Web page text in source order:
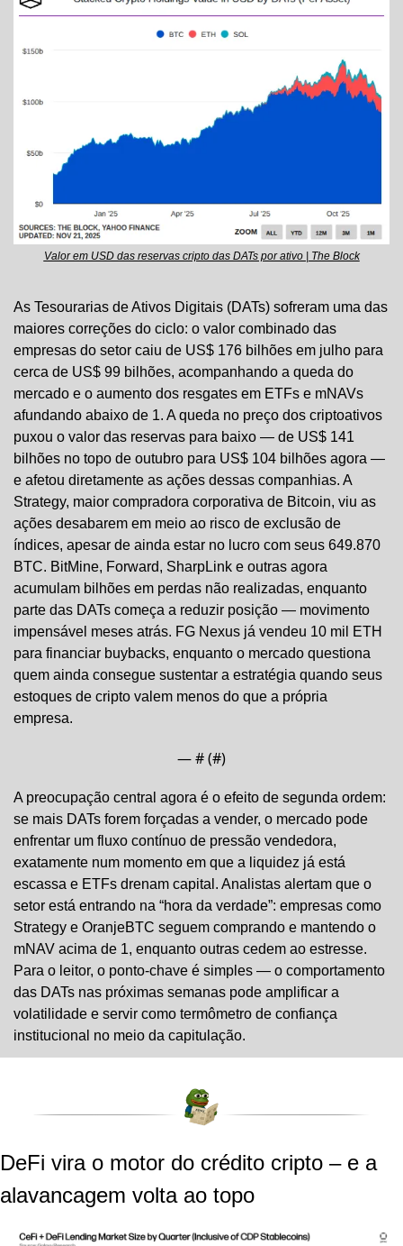
Valor em USD das reservas cripto das DATs por ativo | The Block
As Tesourarias de Ativos Digitais (DATs) sofreram uma das
maiores correções do ciclo: o valor combinado das
empresas do setor caiu de US$ 176 bilhões em julho para
cerca de US$ 99 bilhões, acompanhando a queda do
mercado e o aumento dos resgates em ETFs e mNAVs
afundando abaixo de 1. A queda no preço dos criptoativos
puxou o valor das reservas para baixo — de US$ 141
bilhões no topo de outubro para US$ 104 bilhões agora —
e afetou diretamente as ações dessas companhias. A
Strategy, maior compradora corporativa de Bitcoin, viu as
ações desabarem em meio ao risco de exclusão de
índices, apesar de ainda estar no lucro com seus 649.870
BTC. BitMine, Forward, SharpLink e outras agora
acumulam bilhões em perdas não realizadas, enquanto
parte das DATs começa a reduzir posição — movimento
impensável meses atrás. FG Nexus já vendeu 10 mil ETH
para financiar buybacks, enquanto o mercado questiona
quem ainda consegue sustentar a estratégia quando seus
estoques de cripto valem menos do que a própria
empresa.
— # (#)
A preocupação central agora é o efeito de segunda ordem:
se mais DATs forem forçadas a vender, o mercado pode
enfrentar um fluxo contínuo de pressão vendedora,
exatamente num momento em que a liquidez já está
escassa e ETFs drenam capital. Analistas alertam que o
setor está entrando na “hora da verdade”: empresas como
Strategy e OranjeBTC seguem comprando e mantendo o
mNAV acima de 1, enquanto outras cedem ao estresse.
Para o leitor, o ponto-chave é simples — o comportamento
das DATs nas próximas semanas pode amplificar a
volatilidade e servir como termômetro de confiança
institucional no meio da capitulação.
DeFi vira o motor do crédito cripto – e a
alavancagem volta ao topo